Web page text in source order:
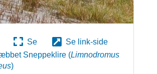
Se
Se link-side
Sneppeklire (Limnodromus
)